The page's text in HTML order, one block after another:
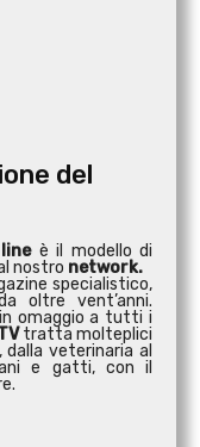
del
è il modello di
nostro network.
specialistico,
oltre vent’anni.
omaggio a tutti i
tratta molteplici
veterinaria al
e gatti, con il